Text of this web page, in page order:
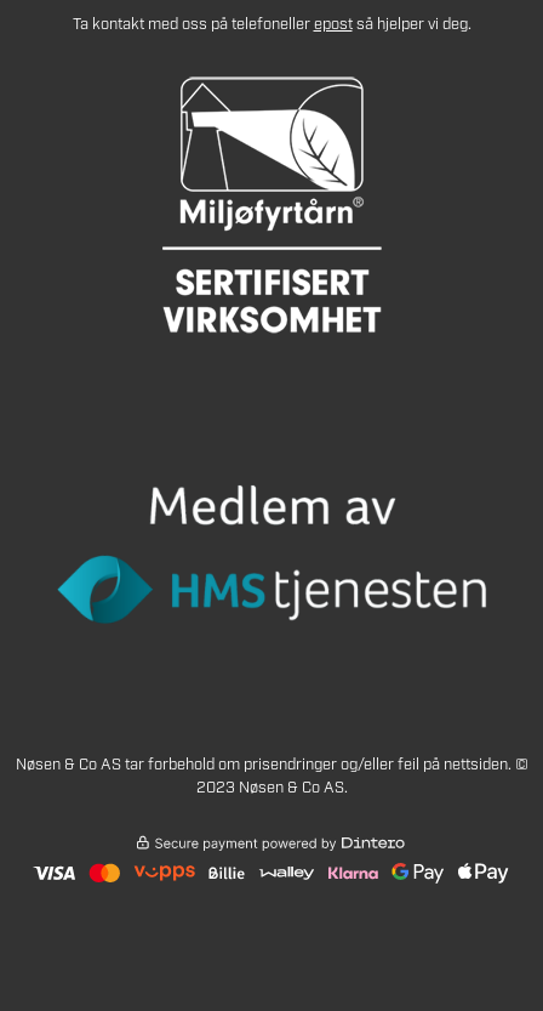
Ta kontakt med oss på telefonellerepostså hjelper vi deg.
Nøsen & Co AS tar forbehold om prisendringer og/eller feil på nettsiden. ©
2023 Nøsen & Co AS.